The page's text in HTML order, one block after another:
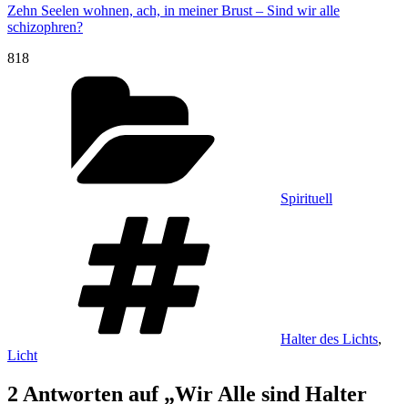
Zehn Seelen wohnen, ach, in meiner Brust – Sind wir alle
schizophren?
818
Spirituell
Halter des Lichts,
Licht
2 Antworten auf „Wir Alle sind Halter